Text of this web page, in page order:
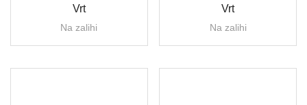
Vrt
Na zalihi
Vrt
Na zalihi